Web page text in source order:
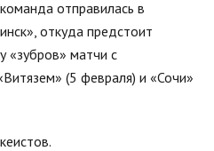
отправилась в
откуда предстоит
«зубров» матчи с
(5 февраля) и «Сочи»